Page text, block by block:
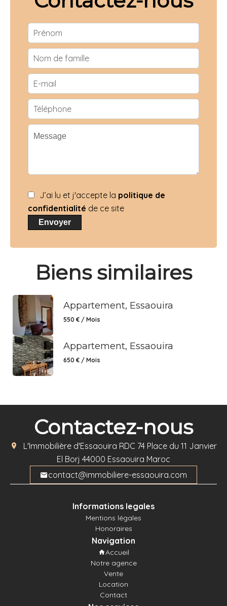
J’ai lu et j'accepte la politique de
confidentialité de ce site
Envoyer
Biens similaires
Appartement, Essaouira
550 € / Mois
Appartement, Essaouira
650 € / Mois
Contactez-nous
L'Immobilière d'Essaouira RDC 74 Place du 11 Janvier
El Borj 44000 Essaouira Maroc
contact@immobiliere-essaouira.com
Informations legales
Mentions légales
Honoraires
Navigation
Accueil
Notre agence
Vente
Location
Contact